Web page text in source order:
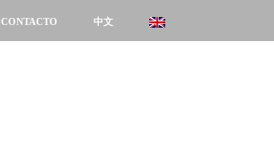
CONTACTO 中文